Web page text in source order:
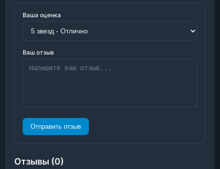
Ваша оценка
Ваш отзыв
Отправить отзыв
Отзывы (0)